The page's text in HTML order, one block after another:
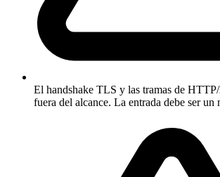
El handshake TLS y las tramas de
fuera del alcance. La entrada debe ser un